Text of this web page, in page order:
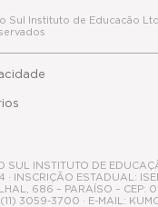
Sul Instituto de Educacão
SUL INSTITUTO DE
INSCRIÇÃO ESTADUAL:
686 – PARAÍSO –
(11) 3059-3700 · E-MAIL: